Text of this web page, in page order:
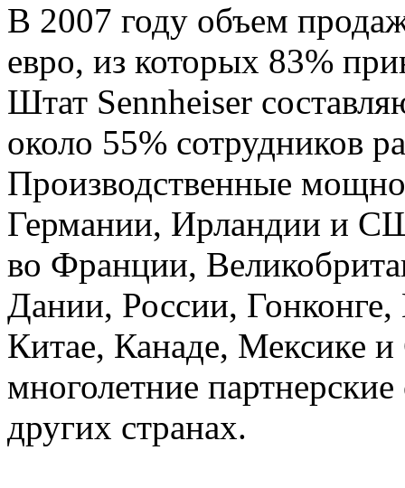
В 2007 году объем
евро, из которых 83%
Штат Sennheiser
около 55% сотрудников
Производственные
Германии, Ирландии и
во Франции,
Дании, России,
Китае, Канаде, Мексике
многолетние
других странах.